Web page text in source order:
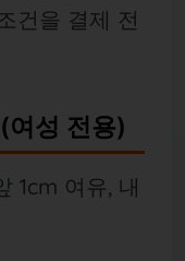
건을 결제 전
여성 전용)
1cm 여유, 내